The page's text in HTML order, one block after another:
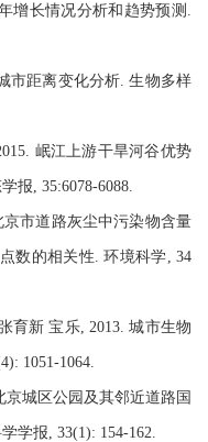
增长情况分析和趋势预测.
市距离变化分析. 生物多样
岷江上游干旱河谷优势
报, 35:6078-6088.
市道路灰尘中污染物含量
数的相关性. 环境科学, 34
育新 宝乐, 2013. 城市生物
1051-1064.
城区公园及其邻近道路国
学报, 33(1): 154-162.